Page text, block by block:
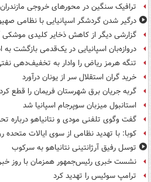
ترافیک سنگین در محورهای خروجی مازندران
درگیر شدن گردشگر اسپانیایی با نظامی
گزارشی دیگر از کاهش ذخایر کلیدی موشکی
دروازه‌بان اسپانیایی در یک‌قدمی بازگشت به
تنگه هرمز ریاض را وادار به تخفیف‌دهی
خرید گران استقلال سر از یونان درآورد
گربه جریان برق شهرستان فریمان را قطع کرد
استانبول میزبان سوپرجام اسپانیا شد
گفت وگوی تلفنی مودی و نتانیاهو درباره
کوبا: با تهدید نظامی از سوی ایالات متحده
توسل رفیق آرژانتینی نتانیاهو به سرکوب
نشست خبری رئیس‌جمهور همزمان با روز
ترامپ سوئیس را تهدید کرد